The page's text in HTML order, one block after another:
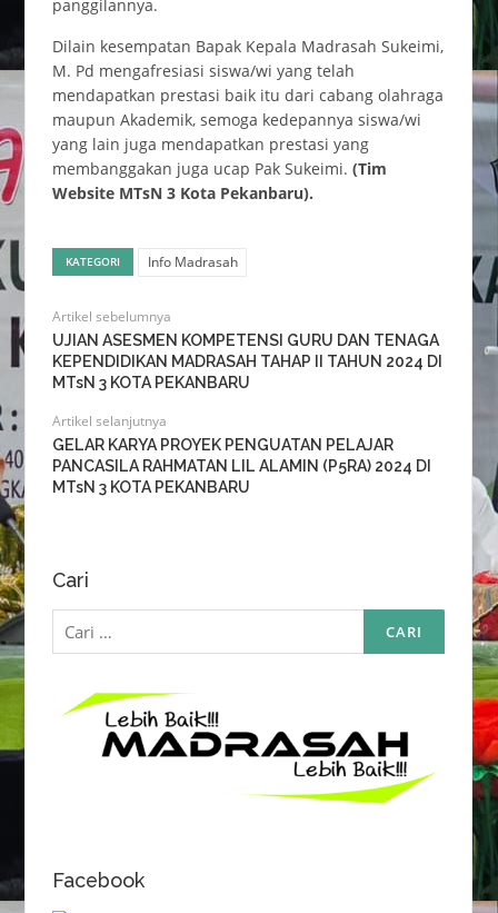
panggilannya.
Dilain kesempatan Bapak Kepala Madrasah Sukeimi,
M. Pd mengafresiasi siswa/wi yang telah
mendapatkan prestasi baik itu dari cabang olahraga
maupun Akademik, semoga kedepannya siswa/wi
yang lain juga mendapatkan prestasi yang
membanggakan juga ucap Pak Sukeimi. (Tim
Website MTsN 3 Kota Pekanbaru).
KATEGORI Info Madrasah
Artikel sebelumnya
UJIAN ASESMEN KOMPETENSI GURU DAN TENAGA
KEPENDIDIKAN MADRASAH TAHAP II TAHUN 2024 DI
MTsN 3 KOTA PEKANBARU
Artikel selanjutnya
GELAR KARYA PROYEK PENGUATAN PELAJAR
PANCASILA RAHMATAN LIL ALAMIN (P5RA) 2024 DI
MTsN 3 KOTA PEKANBARU
Cari
Cari
untuk:
Facebook